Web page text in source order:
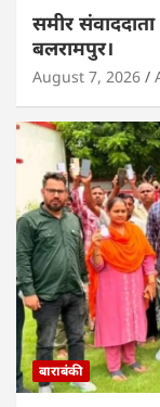
समीर
बलरामपुर।
August 7, 2026
बाराबंकी